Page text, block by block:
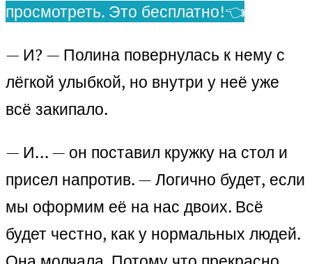
просмотреть. Это бесплатно!👈
— И? — Полина повернулась к нему с
лёгкой улыбкой, но внутри у неё уже
всё закипало.
— И… — он поставил кружку на стол и
присел напротив. — Логично будет, если
мы оформим её на нас двоих. Всё
будет честно, как у нормальных людей.